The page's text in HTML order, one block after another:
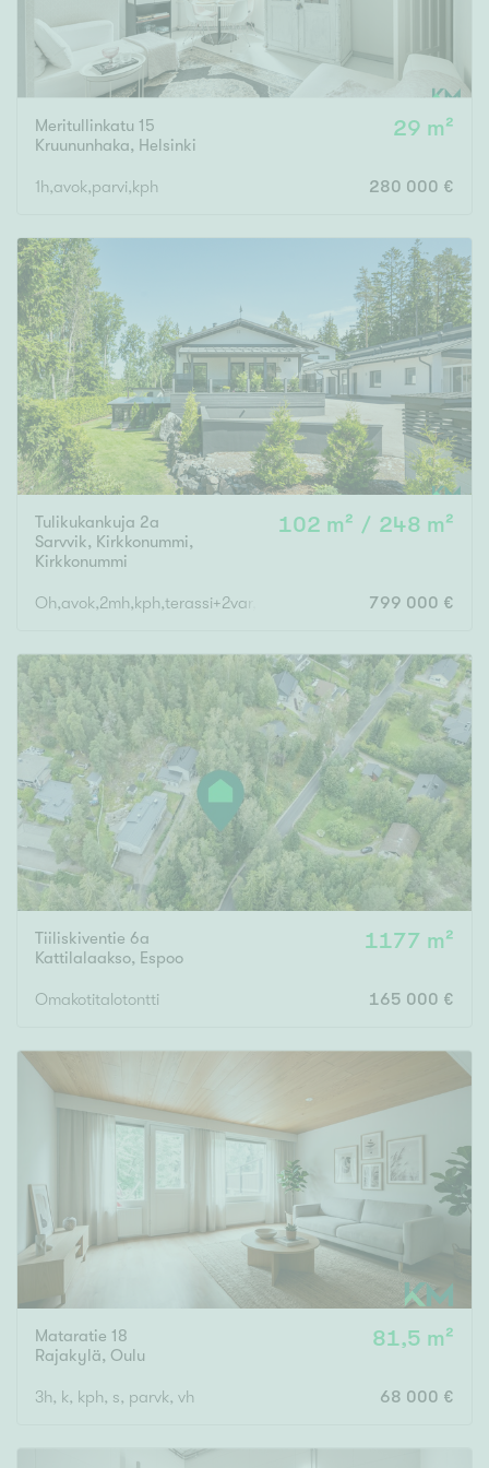
Meritullinkatu 15
Kruununhaka, Helsinki
29 m²
1h,avok,parvi,kph 280 000 €
Tulikukankuja 2a
Sarvvik, Kirkkonummi,
Kirkkonummi
102 m² / 248 m²
799 000 €
Tiiliskiventie 6a
Kattilalaakso, Espoo
1177 m²
Omakotitalotontti 165 000 €
Mataratie 18
Rajakylä, Oulu
81,5 m²
3h, k, kph, s, parvk, vh 68 000 €